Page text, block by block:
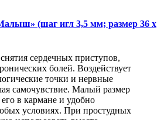
(шаг игл 3,5 мм; размер 36 х
сердечных приступов,
болей. Воздействует
точки и нервные
самочувствие. Малый размер
в кармане и удобно
условиях. При простудных